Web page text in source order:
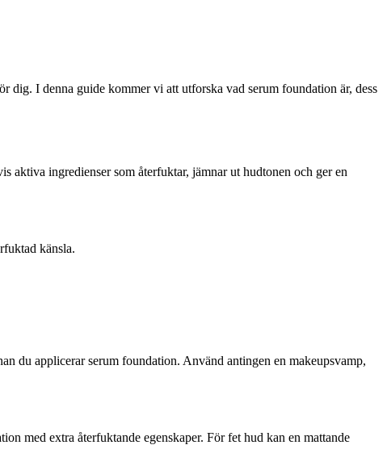
dig. I denna guide kommer vi att utforska vad serum foundation är, dess
aktiva ingredienser som återfuktar, jämnar ut hudtonen och ger en
känsla.
du applicerar serum foundation. Använd antingen en makeupsvamp,
med extra återfuktande egenskaper. För fet hud kan en mattande